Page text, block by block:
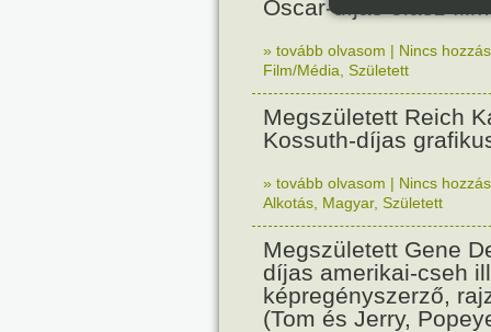
Oscar-díjas olasz
» tovább olvasom | Nincs
Film/Média Született
Megszületett Reich
Kossuth-díjas
» tovább olvasom | Nincs
Alkotás Magyar, Született
Megszületett Gene
díjas amerikai-cseh
képregényszerző,
(Tom és Jerry,